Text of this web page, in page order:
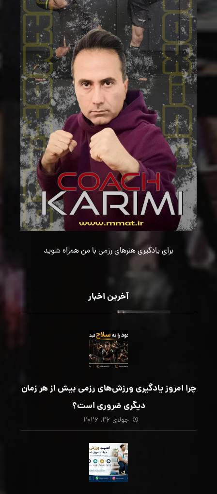
برای یادگیری هنرهای رزمی با من همراه شوید
آخرین اخبار
چرا امروز یادگیری ورزش‌های رزمی بیش از هر زمان
دیگری ضروری است؟
جولای ۲۶, ۲۰۲۶